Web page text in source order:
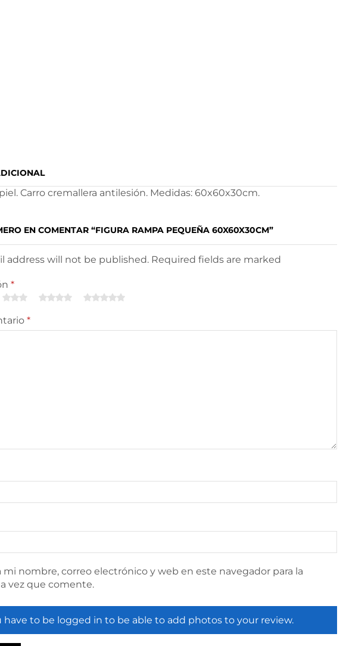
Carro cremallera antilesión. Medidas: 60x60x30cm.
EN COMENTAR “FIGURA RAMPA PEQUEÑA 60X60X30CM”
address will not be published. Required fields are marked
*
*
mi nombre, correo electrónico y web en este navegador para la
vez que comente.
have to be logged in to be able to add photos to your review.